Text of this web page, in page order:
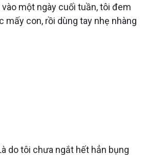
một ngày cuối tuần, tôi đem
mấy con, rồi dùng tay nhẹ nhàng
do tôi chưa ngắt hết hẳn bụng